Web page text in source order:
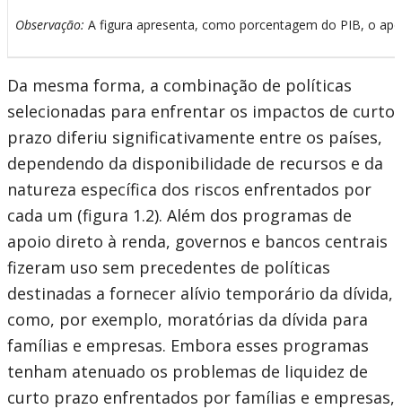
Observação: A figura apresenta, como porcentagem do PIB, o
Da mesma forma, a combinação de políticas
selecionadas para enfrentar os impactos de curto
prazo diferiu significativamente entre os países,
dependendo da disponibilidade de recursos e da
natureza específica dos riscos enfrentados por
cada um (figura 1.2). Além dos programas de
apoio direto à renda, governos e bancos centrais
fizeram uso sem precedentes de políticas
destinadas a fornecer alívio temporário da dívida,
como, por exemplo, moratórias da dívida para
famílias e empresas. Embora esses programas
tenham atenuado os problemas de liquidez de
curto prazo enfrentados por famílias e empresas,